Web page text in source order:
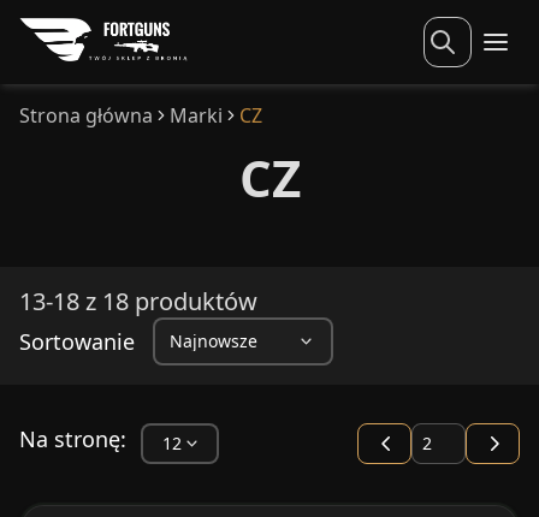
Strona główna Marki CZ
CZ
13-18 z 18 produktów
Sortowanie
Na stronę: